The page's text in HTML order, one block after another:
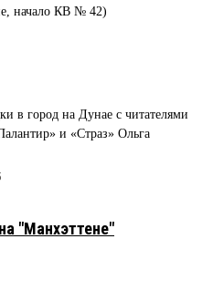
начало КВ № 42)
в город на Дунае с читателями
и «Страз» Ольга
"Манхэттене"